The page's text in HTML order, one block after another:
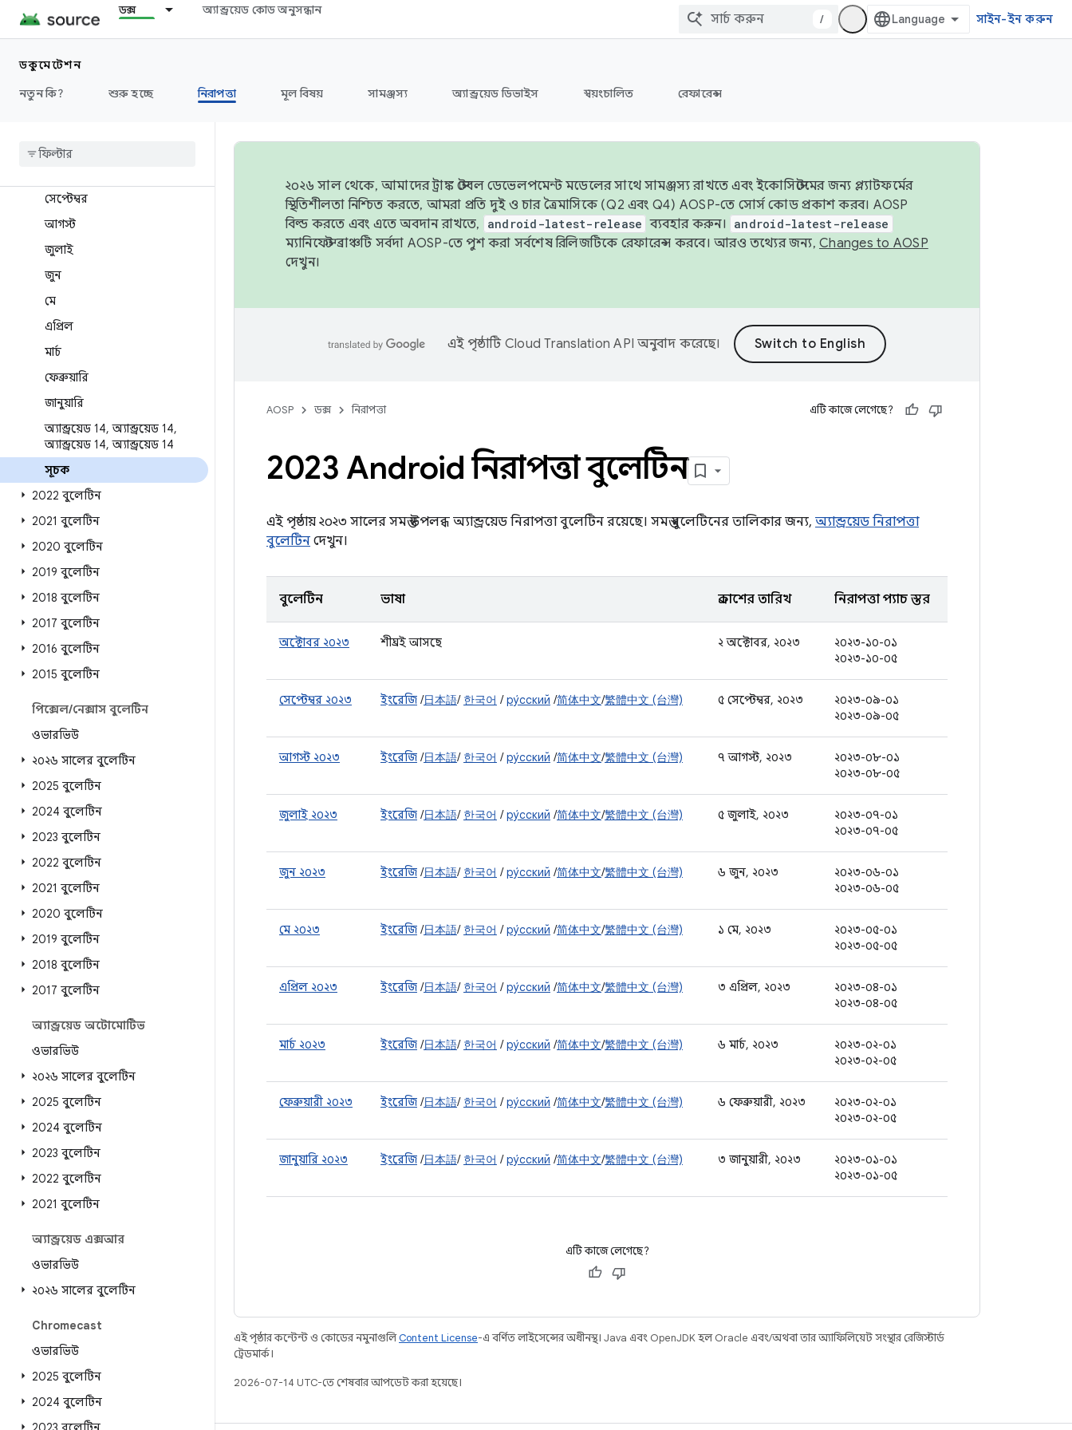
ডক্স অ্যান্ড্রয়েড কোড অনুসন্ধান
/ সাইন-ইন করুন
ডকুমেন্টেশন
নতুন কি?
শুরু হচ্ছে নিরাপত্তা মূল বিষয় সামঞ্জস্য অ্যান্ড্রয়েড ডিভাইস স্বয়ংচালিত রেফারেন্স
২০২৬ সালের বুলেটিন
2024 বুলেটিন
2023 বুলেটিন
নভেম্বর
সেপ্টেম্বর
আগস্ট
জুলাই
জুন
মে
এপ্রিল
মার্চ
ফেব্রুয়ারি
জানুয়ারি
অ্যান্ড্রয়েড 14, অ্যান্ড্রয়েড 14,
অ্যান্ড্রয়েড 14, অ্যান্ড্রয়েড 14
সূচক
2022 বুলেটিন
2021 বুলেটিন
2020 বুলেটিন
2019 বুলেটিন
2018 বুলেটিন
2017 বুলেটিন
2016 বুলেটিন
2015 বুলেটিন
পিক্সেল/নেক্সাস বুলেটিন
ওভারভিউ
২০২৬ সালের বুলেটিন
2025 বুলেটিন
2024 বুলেটিন
2023 বুলেটিন
2022 বুলেটিন
2021 বুলেটিন
2020 বুলেটিন
2019 বুলেটিন
2018 বুলেটিন
2017 বুলেটিন
অ্যান্ড্রয়েড অটোমোটিভ
ওভারভিউ
২০২৬ সালের বুলেটিন
2025 বুলেটিন
2024 বুলেটিন
2023 বুলেটিন
2022 বুলেটিন
2021 বুলেটিন
অ্যান্ড্রয়েড এক্সআর
ওভারভিউ
২০২৬ সালের বুলেটিন
Chromecast
ওভারভিউ
2025 বুলেটিন
2024 বুলেটিন
২০২৬ সাল থেকে, আমাদের ট্রাঙ্ক স্টেবল ডেভেলপমেন্ট মডেলের সাথে সামঞ্জস্য রাখতে এবং ইকোসিস্টেমের জন্য প্ল্যাটফর্মের
স্থিতিশীলতা নিশ্চিত করতে, আমরা প্রতি দুই ও চার ত্রৈমাসিকে (Q2 এবং Q4) AOSP-তে সোর্স কোড প্রকাশ করব। AOSP
বিল্ড করতে এবং এতে অবদান রাখতে,
android-latest-release ব্যবহার করুন। android-latest-release
ম্যানিফেস্ট ব্রাঞ্চটি সর্বদা AOSP-তে পুশ করা সর্বশেষ রিলিজটিকে রেফারেন্স করবে। আরও তথ্যের জন্য, Changes to AOSP
দেখুন।
এই পৃষ্ঠাটি Cloud Translation API অনুবাদ করেছে।
AOSP ডক্স নিরাপত্তা এটি কাজে লেগেছে?
2023 Android নিরাপত্তা বুলেটিন
এই পৃষ্ঠায় ২০২৩ সালের সমস্ত উপলব্ধ অ্যান্ড্রয়েড নিরাপত্তা বুলেটিন রয়েছে। সমস্ত বুলেটিনের তালিকার জন্য, অ্যান্ড্রয়েড নিরাপত্তা
বুলেটিন দেখুন।
বুলেটিন ভাষা প্রকাশের তারিখ নিরাপত্তা প্যাচ স্তর
অক্টোবর ২০২৩ শীঘ্রই আসছে ২ অক্টোবর, ২০২৩
২০২৩-১০-০১
২০২৩-১০-০৫
সেপ্টেম্বর ২০২৩ ইংরেজি /日本語/ 한국어 /ру́сский /简体中文/繁體中文 (台灣) ৫ সেপ্টেম্বর, ২০২৩
২০২৩-০৯-০১
২০২৩-০৯-০৫
আগস্ট ২০২৩ ইংরেজি /日本語/ 한국어 /ру́сский /简体中文/繁體中文 (台灣) ৭ আগস্ট, ২০২৩
২০২৩-০৮-০১
২০২৩-০৮-০৫
জুলাই ২০২৩ ইংরেজি /日本語/ 한국어 /ру́сский /简体中文/繁體中文 (台灣) ৫ জুলাই, ২০২৩
২০২৩-০৭-০১
২০২৩-০৭-০৫
জুন ২০২৩ ইংরেজি /日本語/ 한국어 /ру́сский /简体中文/繁體中文 (台灣) ৬ জুন, ২০২৩
২০২৩-০৬-০১
২০২৩-০৬-০৫
মে ২০২৩ ইংরেজি /日本語/ 한국어 /ру́сский /简体中文/繁體中文 (台灣) ১ মে, ২০২৩
২০২৩-০৫-০১
২০২৩-০৫-০৫
এপ্রিল ২০২৩ ইংরেজি /日本語/ 한국어 /ру́сский /简体中文/繁體中文 (台灣) ৩ এপ্রিল, ২০২৩
২০২৩-০৪-০১
২০২৩-০৪-০৫
মার্চ ২০২৩ ইংরেজি /日本語/ 한국어 /ру́сский /简体中文/繁體中文 (台灣) ৬ মার্চ, ২০২৩
২০২৩-০২-০১
২০২৩-০২-০৫
ফেব্রুয়ারী ২০২৩ ইংরেজি /日本語/ 한국어 /ру́сский /简体中文/繁體中文 (台灣) ৬ ফেব্রুয়ারী, ২০২৩
২০২৩-০২-০১
২০২৩-০২-০৫
জানুয়ারি ২০২৩ ইংরেজি /日本語/ 한국어 /ру́сский /简体中文/繁體中文 (台灣) ৩ জানুয়ারী, ২০২৩
২০২৩-০১-০১
২০২৩-০১-০৫
এটি কাজে লেগেছে?
এই পৃষ্ঠার কন্টেন্ট ও কোডের নমুনাগুলিContent License-এ বর্ণিত লাইসেন্সের অধীনস্থ। Java এবং OpenJDK হল Oracle এবং/অথবা তার অ্যাফিলিয়েট সংস্থার রেজিস্টার্ড
ট্রেডমার্ক।
2026-07-14 UTC-তে শেষবার আপডেট করা হয়েছে।